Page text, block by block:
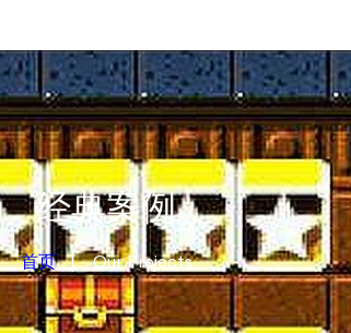
经典案例
首页 Our Projects